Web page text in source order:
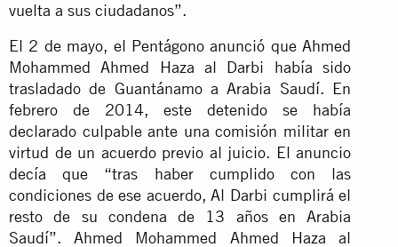
vuelta a sus ciudadanos”.
El 2 de mayo, el Pentágono anunció que Ahmed
Mohammed Ahmed Haza al Darbi había sido
trasladado de Guantánamo a Arabia Saudí. En
febrero de 2014, este detenido se había
declarado culpable ante una comisión militar en
virtud de un acuerdo previo al juicio. El anuncio
decía que “tras haber cumplido con las
condiciones de ese acuerdo, Al Darbi cumplirá el
resto de su condena de 13 años en Arabia
Saudí”. Ahmed Mohammed Ahmed Haza al